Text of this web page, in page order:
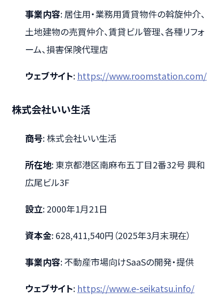
事業内容: 居住用・業務用賃貸物件の斡旋仲介、
土地建物の売買仲介、賃貸ビル管理、各種リフォ
ーム、損害保険代理店
ウェブサイト: https://www.roomstation.com/
株式会社いい生活
商号: 株式会社いい生活
所在地: 東京都港区南麻布五丁目2番32号 興和
広尾ビル3F
設立: 2000年1月21日
資本金: 628,411,540円（2025年3月末現在）
事業内容: 不動産市場向けSaaSの開発・提供
ウェブサイト: https://www.e-seikatsu.info/